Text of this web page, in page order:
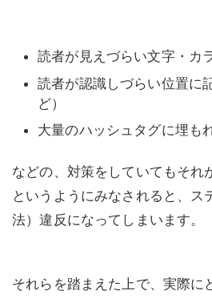
読者が見えづらい文字・カ
読者が認識しづらい位置に
ど）
大量のハッシュタグに埋も
などの、対策をしていてもそれ
というようにみなされると、ス
法）違反になってしまいます。
それらを踏まえた上で、実際に